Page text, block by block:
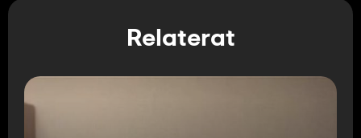
Teckenspråk
Relaterat